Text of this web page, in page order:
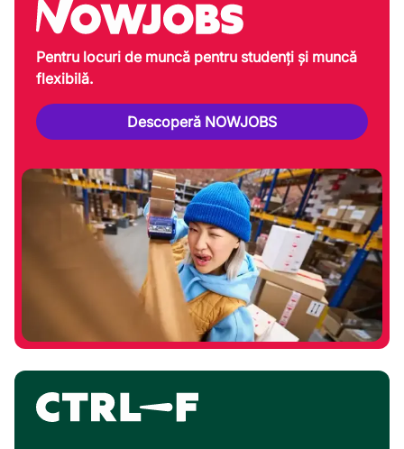
Pentru locuri de muncă pentru studenți și muncă
flexibilă.
Descoperă NOWJOBS